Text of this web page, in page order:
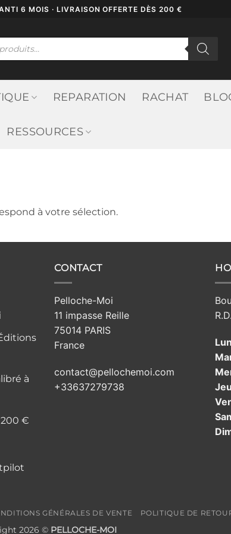
6 MOIS · LIVRAISON OFFERTE DÈS 200 €
REPARATION RACHAT
RESSOURCES
à votre sélection.
à
€
CONTACT
Pelloche-Moi
11 impasse Reille
75014 PARIS
France
contact@pellochemoi.com
+33637279738
GÉNÉRALES DE VENTE POLITIQUE DE
2026 © PELLOCHE-MOI